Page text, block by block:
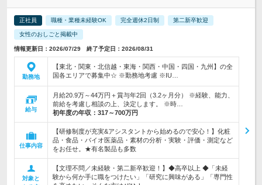
正社員 職種・業種未経験OK 完全週休2日制 第二新卒歓迎
女性のおしごと掲載中
情報更新日：2026/07/29 終了予定日：2026/08/31
勤務地
【東北・関東・北信越・東海・関西・中国・四国・九州】の全
国各エリアで募集中☆ ※勤務地考慮 ※IU…
給与
月給20.9万～44万円＋賞与年2回（3.2ヶ月分） ※経験、能力、
前給を考慮し相談の上、決定します。 ※時…
初年度の年収： 317～700万円
仕事内容
【研修制度が充実&アシスタントから始めるので安心！】化粧
品・食品・バイオ医薬品・素材の分析・実験・評価・測定など
をお任せ。★有名製品も多数
対象と
【文理不問／未経験・第二新卒歓迎！】◆高卒以上 ◆「未経
験から何か手に職をつけたい」「研究に興味がある」「専門性